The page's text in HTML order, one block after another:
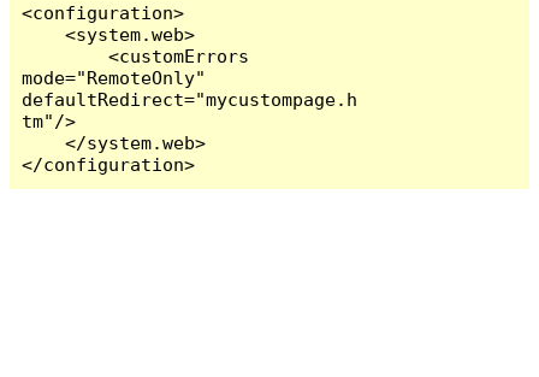
<configuration>
    <system.web>
        <customErrors
mode="RemoteOnly"
defaultRedirect="mycustompage.h
tm"/>
    </system.web>
</configuration>